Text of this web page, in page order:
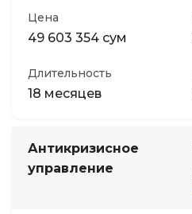
Цена
49 603 354 сум
Длительность
18 месяцев
Антикризисное
управление